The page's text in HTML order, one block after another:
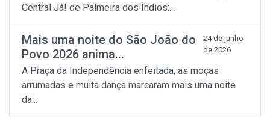
Central Já! de Palmeira dos Índios:...
Mais uma noite do São João do
Povo 2026 anima...
24 de junho
de 2026
A Praça da Independência enfeitada, as moças
arrumadas e muita dança marcaram mais uma noite
da...